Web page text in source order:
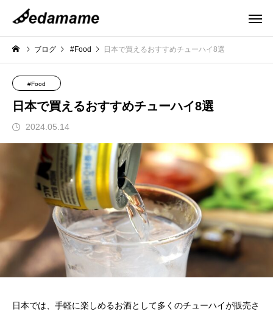
ブログ #Food 日本で買えるおすすめチューハイ8選
#Food
日本で買えるおすすめチューハイ8選
2024.05.14
日本では、手軽に楽しめるお酒として多くのチューハイが販売さ